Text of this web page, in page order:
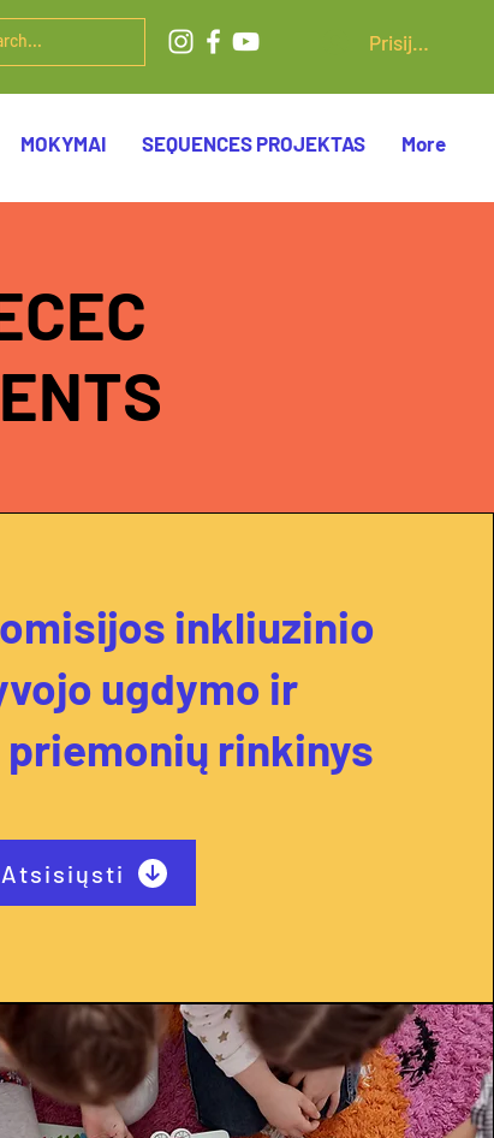
Prisijungti
MOKYMAI SEQUENCES PROJEKTAS More
inkliuzinio
ugdymo ir
rinkinys
Atsisiųsti